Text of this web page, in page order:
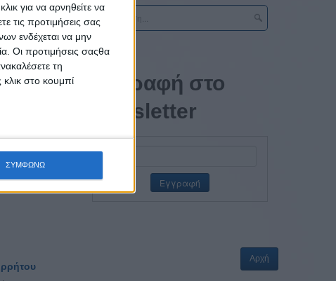
για να αρνηθείτε να
τις προτιμήσεις σας
ενδέχεται να μην
Οι προτιμήσεις σαςθα
τη
στο κουμπί
ΣΥΜΦΩΝΩ
Εγγραφή στο
newsletter
Αρχή